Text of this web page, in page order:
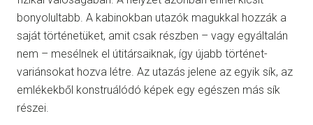
bonyolultabb. A kabinokban utazók magukkal hozzák a
saját történetüket, amit csak részben – vagy egyáltalán
nem – mesélnek el útitársaiknak, így újabb történet-
variánsokat hozva létre. Az utazás jelene az egyik sík, az
emlékekből konstruálódó képek egy egészen más sík
részei.